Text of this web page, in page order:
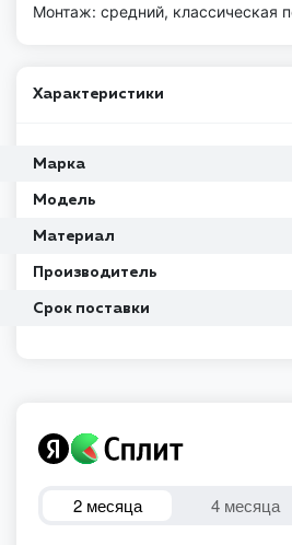
Монтаж: средний, классическая
Характеристики
Марка
Модель
Материал
Производитель
Срок поставки